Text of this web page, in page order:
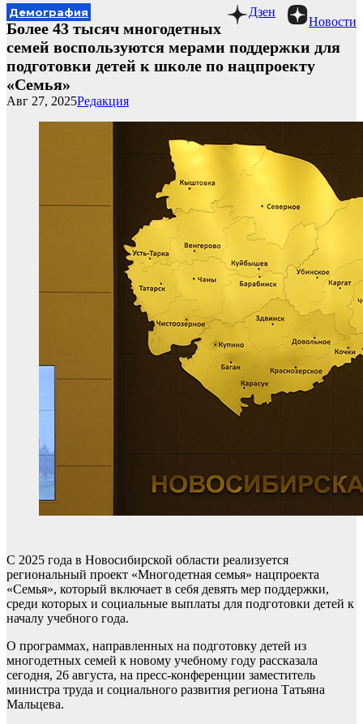
Новости
Дзен
Демография
Более 43 тысяч многодетных
семей воспользуются мерами поддержки для
подготовки детей к школе по нацпроекту
«Семья»
Редакция
Авг 27, 2025
С 2025 года в Новосибирской области реализуется
региональный проект «Многодетная семья» нацпроекта
«Семья», который включает в себя девять мер поддержки,
среди которых и социальные выплаты для подготовки детей к
началу учебного года.
О программах, направленных на подготовку детей из
многодетных семей к новому учебному году рассказала
сегодня, 26 августа, на пресс-конференции заместитель
министра труда и социального развития региона Татьяна
Мальцева.